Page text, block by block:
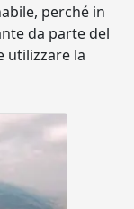
perché in
da parte del
utilizzare la